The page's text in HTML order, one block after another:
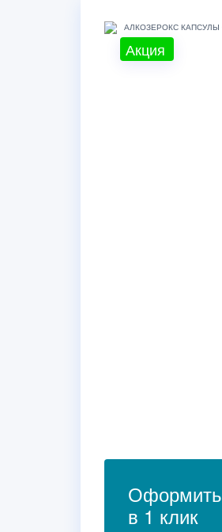
Акция
Оформить
в 1 клик